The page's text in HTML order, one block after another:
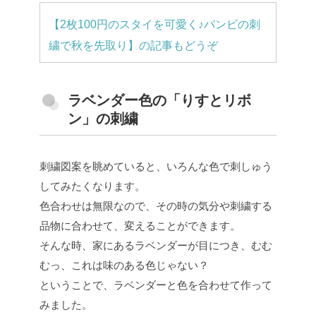
【2枚100円のスタイを可愛く♪バンビの刺
繍で秋を先取り】の記事もどうぞ
ラベンダー色の「りすとリボ
ン」の刺繍
刺繍図案を眺めていると、いろんな色で刺しゅう
してみたくなります。
色合わせは無限なので、その時の気分や刺繍する
品物に合わせて、変えることができます。
そんな時、家にあるラベンダーが目につき、むむ
むっ、これは味のある色じゃない？
ということで、ラベンダーと色を合わせて作って
みました。